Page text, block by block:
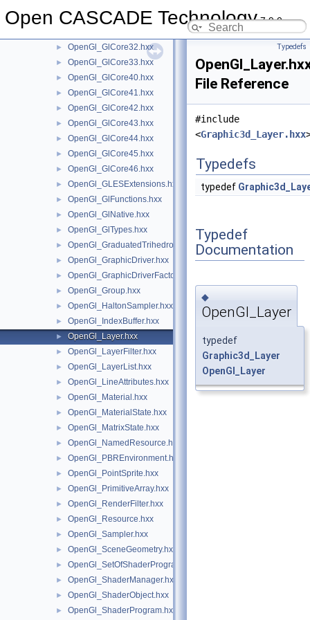
Open CASCADE Technology7.9.0
► OpenGl_GlCore30.hxx
► OpenGl_GlCore32.hxx
► OpenGl_GlCore33.hxx
► OpenGl_GlCore40.hxx
► OpenGl_GlCore41.hxx
► OpenGl_GlCore42.hxx
► OpenGl_GlCore43.hxx
► OpenGl_GlCore44.hxx
► OpenGl_GlCore45.hxx
► OpenGl_GlCore46.hxx
► OpenGl_GLESExtensions.hxx
► OpenGl_GlFunctions.hxx
► OpenGl_GlNative.hxx
► OpenGl_GlTypes.hxx
► OpenGl_GraduatedTrihedron.hxx
► OpenGl_GraphicDriver.hxx
► OpenGl_GraphicDriverFactory.hxx
► OpenGl_Group.hxx
► OpenGl_HaltonSampler.hxx
► OpenGl_IndexBuffer.hxx
► OpenGl_Layer.hxx
► OpenGl_LayerFilter.hxx
► OpenGl_LayerList.hxx
► OpenGl_LineAttributes.hxx
► OpenGl_Material.hxx
► OpenGl_MaterialState.hxx
► OpenGl_MatrixState.hxx
► OpenGl_NamedResource.hxx
► OpenGl_PBREnvironment.hxx
► OpenGl_PointSprite.hxx
► OpenGl_PrimitiveArray.hxx
► OpenGl_RenderFilter.hxx
► OpenGl_Resource.hxx
► OpenGl_Sampler.hxx
► OpenGl_SceneGeometry.hxx
► OpenGl_SetOfShaderPrograms.hxx
► OpenGl_ShaderManager.hxx
► OpenGl_ShaderObject.hxx
► OpenGl_ShaderProgram.hxx
Typedefs
File Reference
#include
<Graphic3d_Layer.hxx
Typedefs
typedef
Typedef
Documentation
◆
OpenGl_Layer
typedef
Graphic3d_Layer
OpenGl_Layer